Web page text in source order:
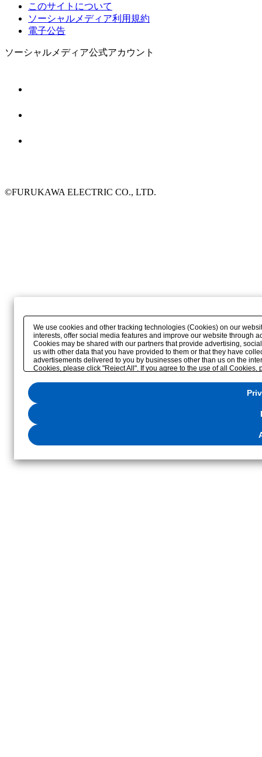
このサイトについて
ソーシャルメディア利用規約
電子公告
ソーシャルメディア公式アカウント
©FURUKAWA ELECTRIC CO., LTD.
We use cookies and other tracking technologies (Cookies) on our
interests, offer social media features and improve our website through
Cookies may be shared with our partners that provide advertising,
us with other data that you have provided to them or that they have
advertisements delivered to you by businesses other than us on the
Cookies, please click "Reject All". If you agree to the use of all
the"Privacy Settings"button (or link) located in ourPrivacy Policyor the